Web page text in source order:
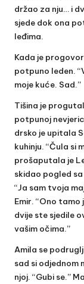
držao za nju… i
sjede dok ona
leđima.
Kada je
potpuno leden.
moje kuće. Sad.”
Tišina je
potpunoj
drsko je upitala
kuhinju. “Čula si
prošaputala je
skidao pogled
“Ja sam tvoja
Emir. “Ono tamo
dvije ste sjedile
vašim očima.”
Amila se
sad si odjednom
njoj. “Gubi se.”